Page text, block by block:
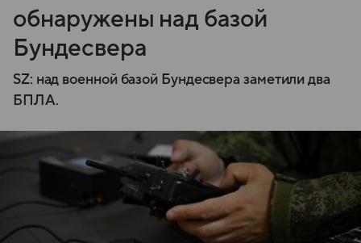
обнаружены над базой
Бундесвера
SZ: над военной базой Бундесвера заметили два
БПЛА.